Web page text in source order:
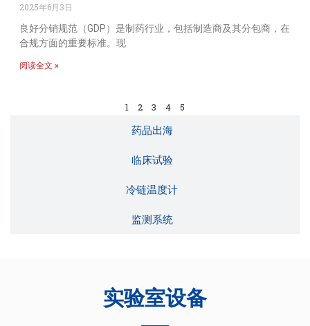
药品出海
临床试验
冷链温度计
监测系统
2025年6月3日
良好分销规范（GDP）是制药行业，包括制造商及其分包商，在
合规方面的重要标准。现
阅读全文 »
1 2 3 4 5
实验室设备